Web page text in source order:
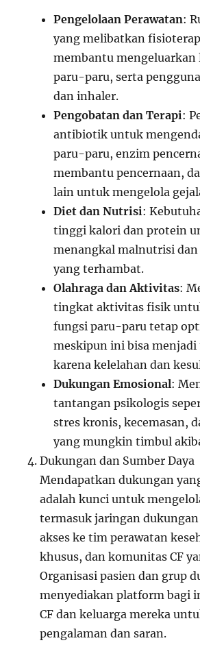
Pengelolaan Perawatan:
yang melibatkan
membantu mengeluarkan
paru-paru, serta
dan inhaler.
Pengobatan dan Terapi:
antibiotik untuk
paru-paru, enzim
membantu pencernaan,
lain untuk mengelola
Diet dan Nutrisi:
tinggi kalori dan protein
menangkal malnutrisi
yang terhambat.
Olahraga dan Aktivitas:
tingkat aktivitas fisik
fungsi paru-paru tetap
meskipun ini bisa
karena kelelahan dan
Dukungan Emosional:
tantangan psikologis
stres kronis, kecemasan,
yang mungkin timbul
Dukungan dan Sumber Daya
Mendapatkan dukungan
adalah kunci untuk
termasuk jaringan
akses ke tim perawatan
khusus, dan komunitas CF
Organisasi pasien dan grup
menyediakan platform bagi
CF dan keluarga mereka
pengalaman dan saran.